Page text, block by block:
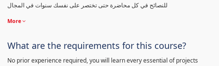
للنصائح في كل محاضرة حتى تختصر على نفسك سنوات في المجال
More
What are the requirements for this course?
No prior experience required, you will learn every essential of projects